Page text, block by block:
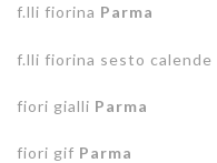
f.lli fiorina Parma
f.lli fiorina sesto calende
fiori gialli Parma
fiori gif Parma